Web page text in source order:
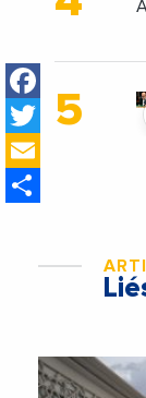
Twitter